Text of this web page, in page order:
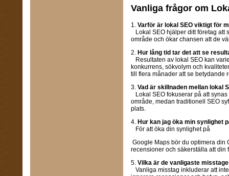
Vanliga frågor om
1. Varför är lokal SEO viktigt för
Lokal SEO hjälper ditt företag att
område och ökar chansen att de
2. Hur lång tid tar det att se
Resultaten av lokal SEO kan
konkurrens, sökvolym och
till flera månader att se betydande
3. Vad är skillnaden mellan lokal
Lokal SEO fokuserar på att
område, medan traditionell SEO
plats.
4. Hur kan jag öka min synlighet
För att öka din synlighet på
Google Maps bör du optimera din
recensioner och säkerställa att din
5. Vilka är de vanligaste
Vanliga misstag inkluderar att